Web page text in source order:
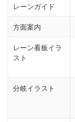
レーンガイド
方面案内
レーン看板イラ
スト
分岐イラスト